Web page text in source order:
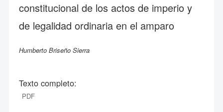
constitucional de los actos de imperio y
de legalidad ordinaria en el amparo
Humberto Briseño Sierra
Texto completo:
PDF